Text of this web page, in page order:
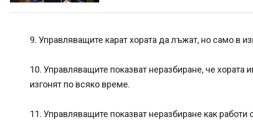
9. Управляващите карат хората да лъжат, но само в
10. Управляващите показват неразбиране, че хората
изгонят по всяко време.
11. Управляващите показват неразбиране как